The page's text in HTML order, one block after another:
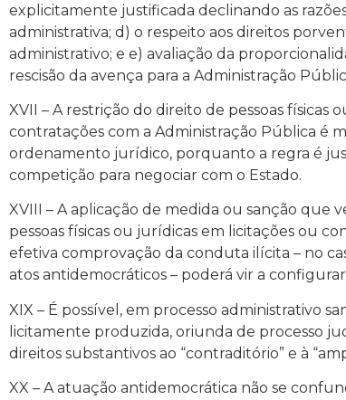
explicitamente justificada declinando as
administrativa; d) o respeito aos direitos
administrativo; e e) avaliação da
rescisão da avença para a Administração
XVII – A restrição do direito de pessoas físicas
contratações com a Administração Pública é
ordenamento jurídico, porquanto a regra é
competição para negociar com o Estado.
XVIII – A aplicação de medida ou sanção que
pessoas físicas ou jurídicas em licitações ou
efetiva comprovação da conduta ilícita – no
atos antidemocráticos – poderá vir a
XIX – É possível, em processo administrativo
licitamente produzida, oriunda de processo
direitos substantivos ao “contraditório” e à
XX – A atuação antidemocrática não se